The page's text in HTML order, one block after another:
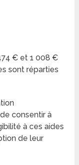
€ et 1 008 €
sont réparties
consentir à
à ces aides
de leur